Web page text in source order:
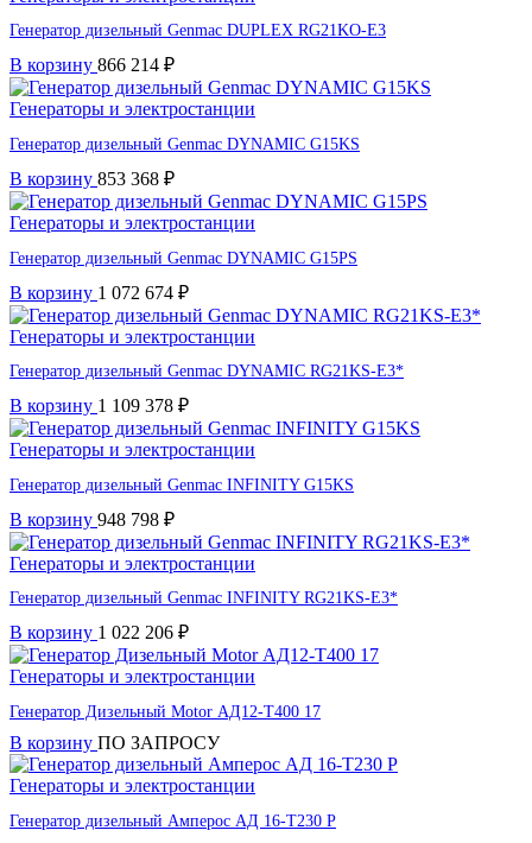
Генератор дизельный Genmac DUPLEX RG21KO-E3
В корзину 866 214 ₽
Генераторы и электростанции
Генератор дизельный Genmac DYNAMIC G15KS
В корзину 853 368 ₽
Генераторы и электростанции
Генератор дизельный Genmac DYNAMIC G15PS
В корзину 1 072 674 ₽
Генераторы и электростанции
Генератор дизельный Genmac DYNAMIC RG21KS-E3*
В корзину 1 109 378 ₽
Генераторы и электростанции
Генератор дизельный Genmac INFINITY G15KS
В корзину 948 798 ₽
Генераторы и электростанции
Генератор дизельный Genmac INFINITY RG21KS-E3*
В корзину 1 022 206 ₽
Генераторы и электростанции
Генератор Дизельный Motor АД12-T400 17
В корзину ПО ЗАПРОСУ
Генераторы и электростанции
Генератор дизельный Амперос АД 16-Т230 P